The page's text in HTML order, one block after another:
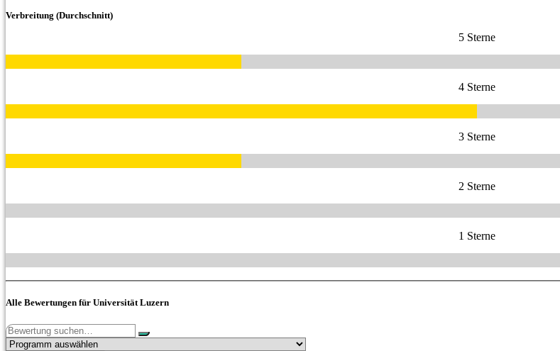
Verbreitung (Durchschnitt)
5 Sterne
4 Sterne
3 Sterne
2 Sterne
1 Sterne
Alle Bewertungen für Universität Luzern